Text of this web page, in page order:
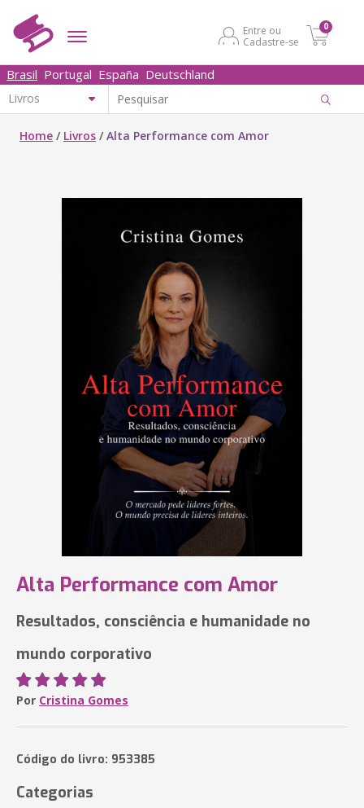
Entre ou
Cadastre-se
0
Brasil Portugal España Deutschland
Home / Livros /Alta Performance com Amor
Alta Performance com Amor
Resultados, consciência e humanidade no
mundo corporativo
Por Cristina Gomes
Código do livro: 953385
Categorias